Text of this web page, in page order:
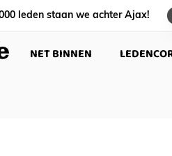
leden staan we achter Ajax!
NET BINNEN